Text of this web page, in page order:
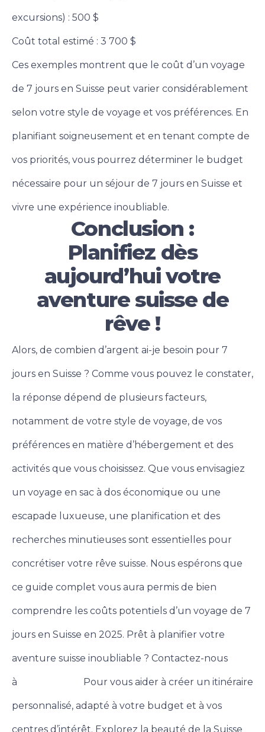
excursions) : 500 $
Coût total estimé : 3 700 $
Ces exemples montrent que le coût d’un voyage
de 7 jours en Suisse peut varier considérablement
selon votre style de voyage et vos préférences. En
planifiant soigneusement et en tenant compte de
vos priorités, vous pourrez déterminer le budget
nécessaire pour un séjour de 7 jours en Suisse et
vivre une expérience inoubliable.
Conclusion :
Planifiez dès
aujourd’hui votre
aventure suisse de
rêve !
Alors, de combien d’argent ai-je besoin pour 7
jours en Suisse ? Comme vous pouvez le constater,
la réponse dépend de plusieurs facteurs,
notamment de votre style de voyage, de vos
préférences en matière d’hébergement et des
activités que vous choisissez. Que vous envisagiez
un voyage en sac à dos économique ou une
escapade luxueuse, une planification et des
recherches minutieuses sont essentielles pour
concrétiser votre rêve suisse. Nous espérons que
ce guide complet vous aura permis de bien
comprendre les coûts potentiels d’un voyage de 7
jours en Suisse en 2025. Prêt à planifier votre
aventure suisse inoubliable ? Contactez-nous
à Pour vous aider à créer un itinéraire
personnalisé, adapté à votre budget et à vos
centres d’intérêt. Explorez la beauté de la Suisse